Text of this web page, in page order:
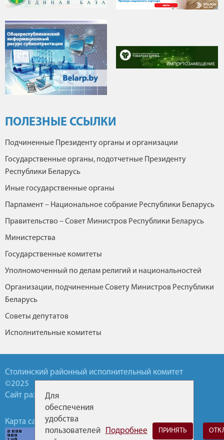
ПОЛЕЗНЫЕ ССЫЛКИ
Подчиненные Президенту органы и организации
Государственные органы, подотчетные Президенту
Республики Беларусь
Иные государственные органы
Парламент – Национальное собрание Республики Беларусь
Правительство – Совет Министров Республики Беларусь
Министерства
Государственные комитеты
Уполномоченный по делам религий и национальностей
Организации, подчиненные Совету Министров Республики
Беларусь
Советы депутатов
Исполнительные комитеты
Столинский районный исполнительный комитет
©2025
Сайт разработан УП БелТА
Карта сайта Обратная связь Горячие линии
Для
обеспечения
удобства
пользователей
Подробнее ПРИНЯТЬ